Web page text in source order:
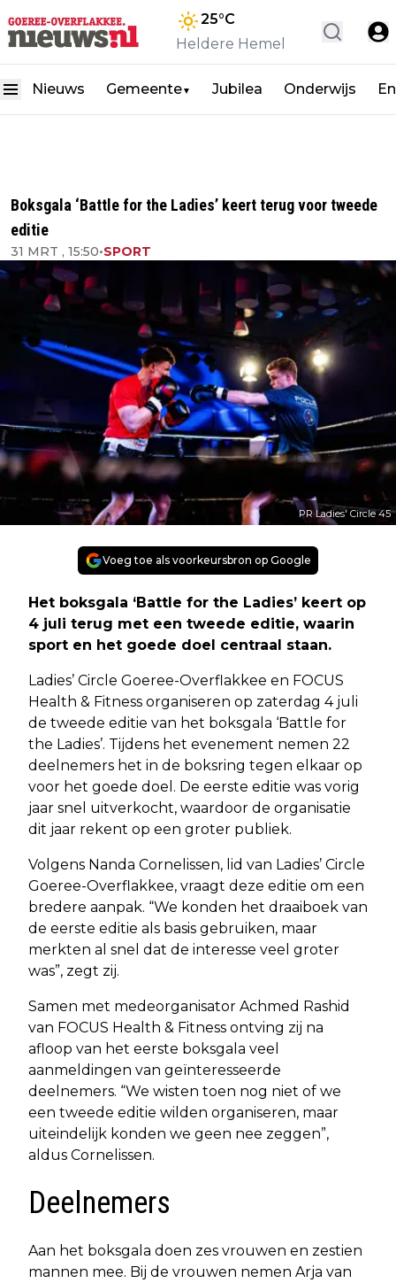
25°C
Heldere Hemel
Nieuws Gemeente▼ Jubilea Onderwijs
Boksgala ‘Battle for the Ladies’ keert terug voor tweede
editie
31 MRT , 15:50•SPORT
PR Ladies' Circle 45
Voeg toe als voorkeursbron op Google
Het boksgala ‘Battle for the Ladies’ keert op
4 juli terug met een tweede editie, waarin
sport en het goede doel centraal staan.
Ladies’ Circle Goeree-Overflakkee en FOCUS
Health & Fitness organiseren op zaterdag 4 juli
de tweede editie van het boksgala ‘Battle for
the Ladies’. Tijdens het evenement nemen 22
deelnemers het in de boksring tegen elkaar op
voor het goede doel. De eerste editie was vorig
jaar snel uitverkocht, waardoor de organisatie
dit jaar rekent op een groter publiek.
Volgens Nanda Cornelissen, lid van Ladies’ Circle
Goeree-Overflakkee, vraagt deze editie om een
bredere aanpak. “We konden het draaiboek van
de eerste editie als basis gebruiken, maar
merkten al snel dat de interesse veel groter
was”, zegt zij.
Samen met medeorganisator Achmed Rashid
van FOCUS Health & Fitness ontving zij na
afloop van het eerste boksgala veel
aanmeldingen van geïnteresseerde
deelnemers. “We wisten toen nog niet of we
een tweede editie wilden organiseren, maar
uiteindelijk konden we geen nee zeggen”,
aldus Cornelissen.
Deelnemers
Aan het boksgala doen zes vrouwen en zestien
mannen mee. Bij de vrouwen nemen Arja van